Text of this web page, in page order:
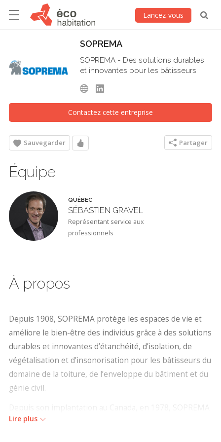
Lancez-vous
SOPREMA
SOPREMA - Des solutions durables
et innovantes pour les bâtisseurs
Contactez cette entreprise
Sauvegarder Partager
Équipe
QUÉBEC
SÉBASTIEN GRAVEL
Représentant service aux
professionnels
À propos
Depuis 1908, SOPREMA protège les espaces de vie et
améliore le bien-être des individus grâce à des solutions
durables et innovantes d’étanchéité, d’isolation, de
végétalisation et d’insonorisation pour les bâtisseurs du
domaine de la toiture, de l’enveloppe du bâtiment et du
génie civil.
a fabriqué et vu installer des millions de mètres carrés
Lire plus